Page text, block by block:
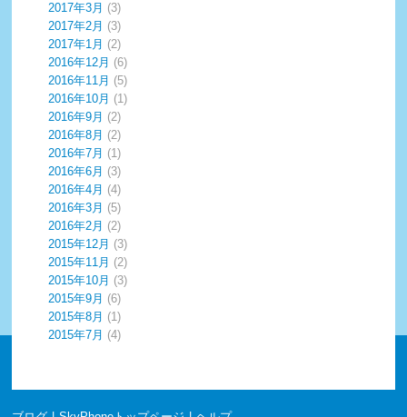
2017年3月 (3)
2017年2月 (3)
2017年1月 (2)
2016年12月 (6)
2016年11月 (5)
2016年10月 (1)
2016年9月 (2)
2016年8月 (2)
2016年7月 (1)
2016年6月 (3)
2016年4月 (4)
2016年3月 (5)
2016年2月 (2)
2015年12月 (3)
2015年11月 (2)
2015年10月 (3)
2015年9月 (6)
2015年8月 (1)
2015年7月 (4)